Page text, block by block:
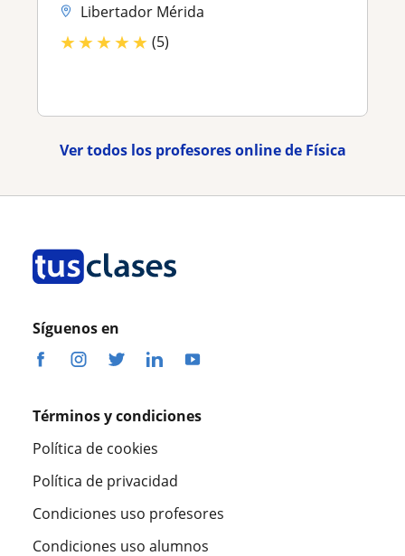
Libertador Mérida
★★★★★ (5)
Ver todos los profesores online de Física
Síguenos en
Términos y condiciones
Política de cookies
Política de privacidad
Condiciones uso profesores
Condiciones uso alumnos